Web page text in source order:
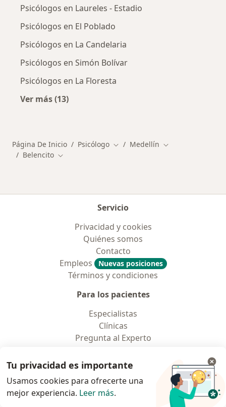
Psicólogos en Laureles - Estadio
Psicólogos en El Poblado
Psicólogos en La Candelaria
Psicólogos en Simón Bolívar
Psicólogos en La Floresta
Ver más (13)
Página De Inicio Psicólogo Cambiar de ciudad
Medellín Cambiar de
Belencito Cambiar de ciudad
Servicio
Privacidad y cookies
Quiénes somos
Contacto
Empleos
Nuevas posiciones
Términos y condiciones
Para los pacientes
Especialistas
Clínicas
Pregunta al Experto
Servicios
Enfermedades
Preguntas Frecuentes
Aplicación para móvil
Tu privacidad es importante
Usamos cookies para ofrecerte una
mejor experiencia. Leer más.